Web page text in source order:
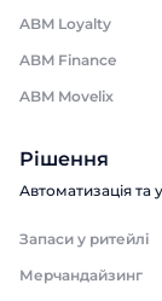
ABM Loyalty
ABM Finance
ABM Movelix
Рішення
Автоматизація та
Запаси у ритейлі
Мерчандайзинг